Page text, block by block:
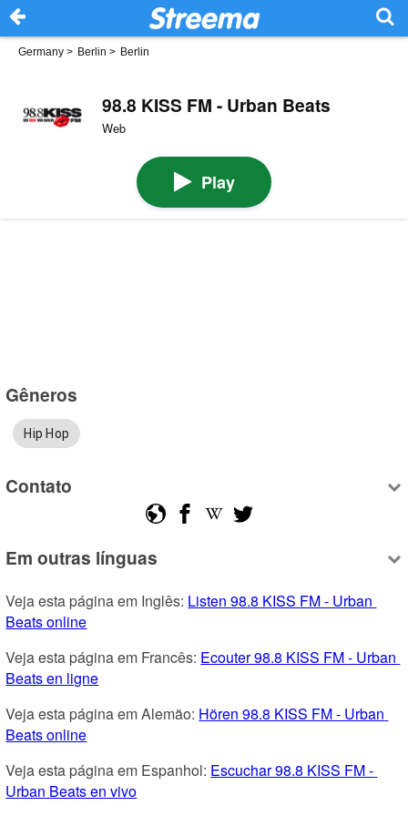
Germany > Berlin > Berlin
98.8 KISS FM - Urban Beats
Web
Play
Gêneros
Hip Hop
Contato
Em outras línguas
Veja esta página em Inglês: Listen 98.8 KISS FM - Urban
Beats online
Veja esta página em Francês: Ecouter 98.8 KISS FM - Urban
Beats en ligne
Veja esta página em Alemão: Hören 98.8 KISS FM - Urban
Beats online
Veja esta página em Espanhol: Escuchar 98.8 KISS FM -
Urban Beats en vivo